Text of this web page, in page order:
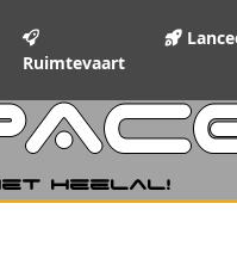
Ruimtevaart
heelal!